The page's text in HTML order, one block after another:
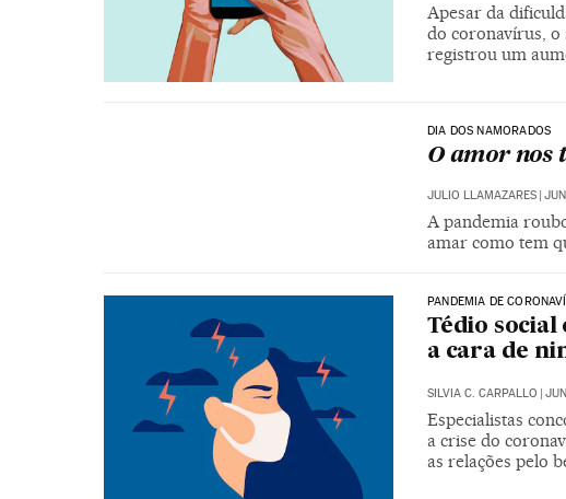
Apesar da
do coronavírus, o
registrou um
DIA DOS NAMORADOS
O amor nos
JULIO LLAMAZARES
A pandemia
amar como tem
PANDEMIA DE
Tédio social
a cara de
SILVIA C. CARPALLO
Especialistas
a crise do
as relações pelo